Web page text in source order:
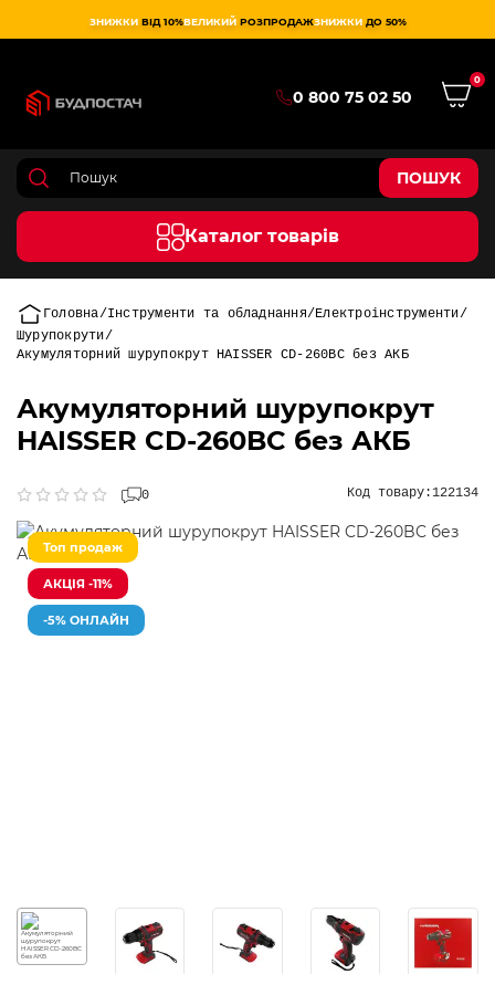
ЗНИЖКИ ВІД 10%ВЕЛИКИЙ РОЗПРОДАЖЗНИЖКИ ДО 50%
0 800 75 02 50
0
ПОШУК
Каталог товарів
Головна Інструменти та обладнання
Електроінструменти
Шурупокрути
Акумуляторний шурупокрут HAISSER CD-260BC без АКБ
Акумуляторний шурупокрут
HAISSER CD-260BC без АКБ
0 Код товару:122134
Топ продаж
АКЦІЯ -11%
-5% ОНЛАЙН